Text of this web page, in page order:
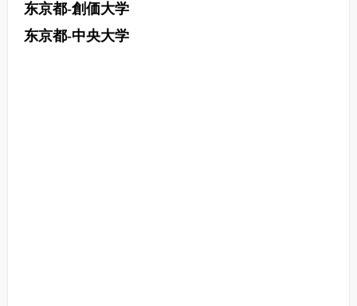
东京都-創価大学
东京都-中央大学